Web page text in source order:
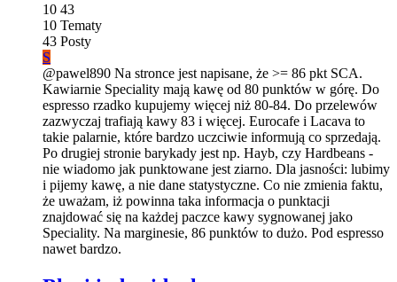
10 43
10 Tematy
43 Posty
S
@pawel890 Na stronce jest napisane, że >= 86 pkt SCA.
Kawiarnie Speciality mają kawę od 80 punktów w górę. Do
espresso rzadko kupujemy więcej niż 80-84. Do przelewów
zazwyczaj trafiają kawy 83 i więcej. Eurocafe i Lacava to
takie palarnie, które bardzo uczciwie informują co sprzedają.
Po drugiej stronie barykady jest np. Hayb, czy Hardbeans -
nie wiadomo jak punktowane jest ziarno. Dla jasności: lubimy
i pijemy kawę, a nie dane statystyczne. Co nie zmienia faktu,
że uważam, iż powinna taka informacja o punktacji
znajdować się na każdej paczce kawy sygnowanej jako
Speciality. Na marginesie, 86 punktów to dużo. Pod espresso
nawet bardzo.